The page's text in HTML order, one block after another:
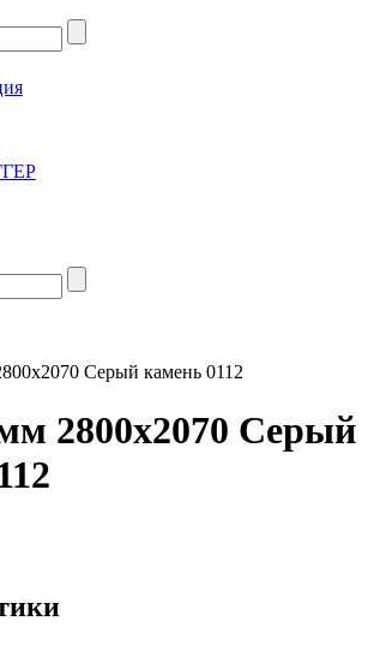
Серый камень 0112
2800х2070 Серый